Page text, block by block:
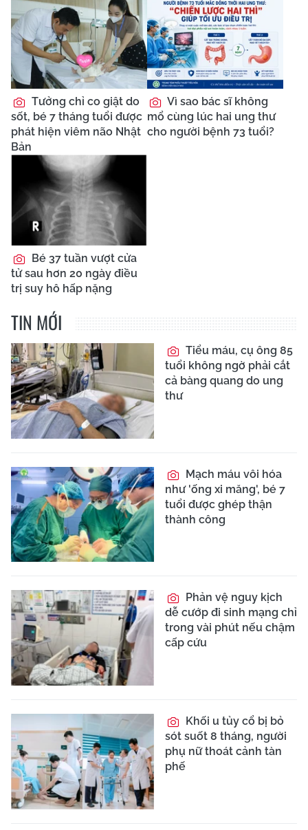
Tưởng chỉ co giật do
sốt, bé 7 tháng tuổi được
phát hiện viêm não Nhật
Bản
Vì sao bác sĩ không
mổ cùng lúc hai ung thư
cho người bệnh 73 tuổi?
Bé 37 tuần vượt cửa
tử sau hơn 20 ngày điều
trị suy hô hấp nặng
TIN MỚI
Tiểu máu, cụ ông 85
tuổi không ngờ phải cắt
cả bàng quang do ung
thư
Mạch máu vôi hóa
như 'ống xi măng', bé 7
tuổi được ghép thận
thành công
Phản vệ nguy kịch
dễ cướp đi sinh mạng chỉ
trong vài phút nếu chậm
cấp cứu
Khối u tủy cổ bị bỏ
sót suốt 8 tháng, người
phụ nữ thoát cảnh tàn
phế